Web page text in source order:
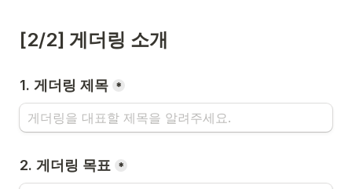
[2/2] 게더링 소개
1. 게더링 제목 *
2. 게더링 목표 *